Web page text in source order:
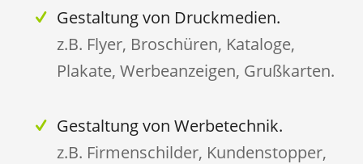
Gestaltung von Druckmedien.
z.B. Flyer, Broschüren, Kataloge,
Plakate, Werbeanzeigen, Grußkarten.
Gestaltung von Werbetechnik.
z.B. Firmenschilder, Kundenstopper,